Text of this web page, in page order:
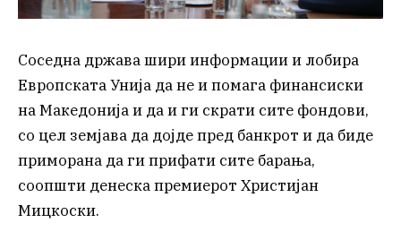
Соседна држава шири информации и лобира
Европската Унија да не и помага финансиски
на Македонија и да и ги скрати сите фондови,
со цел земјава да дојде пред банкрот и да биде
приморана да ги прифати сите барања,
соопшти денеска премиерот Христијан
Мицкоски.